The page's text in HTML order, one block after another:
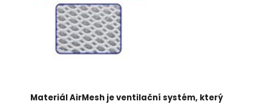
Materiál AirMesh je ventilační systém, který